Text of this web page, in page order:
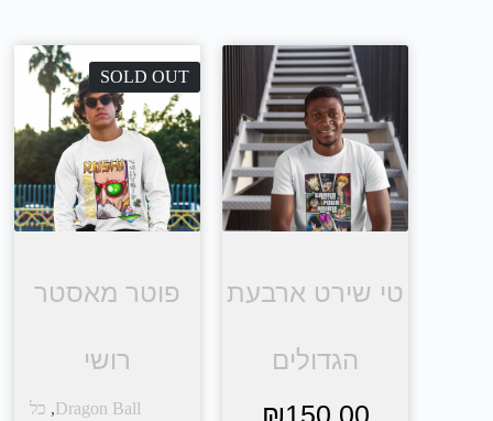
טי שירט ארבעת
הגדולים
₪150.00
SOLD OUT
פוטר מאסטר
רושי
Dragon Ball
, כל